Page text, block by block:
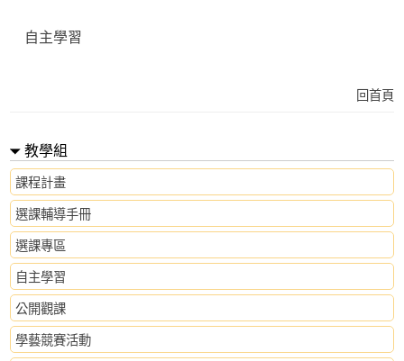
自主學習
回首頁
教學組
課程計畫
選課輔導手冊
選課專區
自主學習
公開觀課
學藝競賽活動